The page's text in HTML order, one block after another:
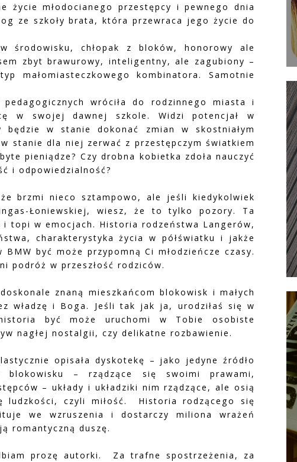
życie młodocianego przestępcy i pewnego dnia
ze szkoły brata, która przewraca jego życie do
środowisku, chłopak z bloków, honorowy ale
zbyt brawurowy, inteligentny, ale zagubiony –
małomiasteczkowego kombinatora. Samotnie
wróciła do rodzinnego miasta i
w swojej dawnej szkole. Widzi potencjał w
w stanie dokonać zmian w skostniałym
stanie dla niej zerwać z przestępczym światkiem
pieniądze? Czy drobna kobietka zdoła nauczyć
i odpowiedzialność?
brzmi nieco sztampowo, ale jeśli kiedykolwiek
Łoniewskiej, wiesz, że to tylko pozory. Ta
topi w emocjach. Historia rodzeństwa Langerów,
charakterystyka życia w półświatku i jakże
być może przypomną Ci młodzieńcze czasy.
podróż w przeszłość rodziców.
znaną mieszkańcom blokowisk i małych
władzę i Boga. Jeśli tak jak ja, urodziłaś się w
być może uruchomi w Tobie osobiste
nagłej nostalgii, czy delikatne rozbawienie.
opisała dyskotekę – jako jedyne źródło
blokowisku – rządzące się swoimi prawami,
– układy i układziki nim rządzące, ale osią
ludzkości, czyli miłość. Historia rodzącego się
we wzruszenia i dostarczy miliona wrażeń
romantyczną duszę.
prozę autorki. Za trafne spostrzeżenia, za